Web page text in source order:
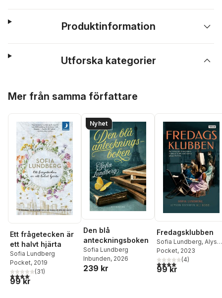
Produktinformation
Utforska kategorier
Mer från samma författare
Ett frågetecken är
ett halvt hjärta
Sofia Lundberg
Pocket, 2019
4,1utav 5 stjärnor. Totalt antal röster:
(31)
99 kr
Nyhet
Den blå
anteckningsboken
Sofia Lundberg
Inbunden, 2026
239 kr
Fredagsklubben
Sofia Lundberg,
Richman,M.J Rose
Pocket, 2023
4,0utav 5 stjärnor.
(4)
99 kr